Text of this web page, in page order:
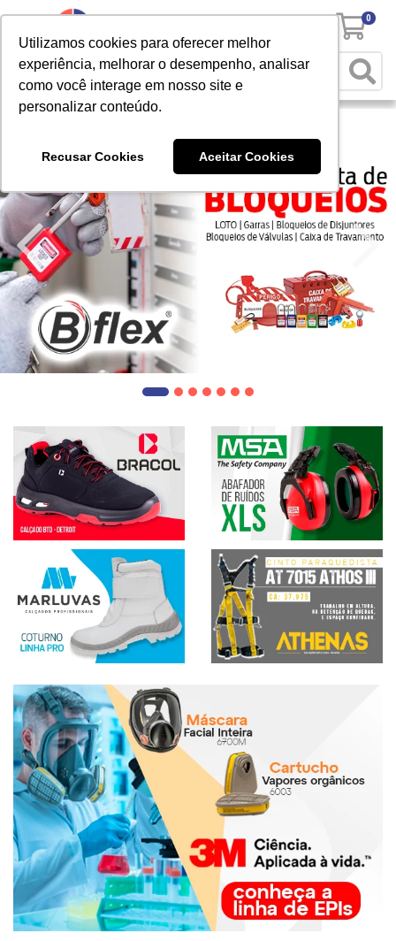
Utilizamos cookies para oferecer melhor
experiência, melhorar o desempenho, analisar
como você interage em nosso site e
personalizar conteúdo.
Recusar Cookies Aceitar Cookies
0